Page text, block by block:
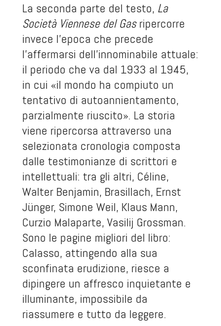
La seconda parte del testo, La
Società Viennese del Gasripercorre
invece l'epoca che precede
l'affermarsi dell'innominabile attuale:
il periodo che va dal 1933 al 1945,
in cui «il mondo ha compiuto un
tentativo di autoannientamento,
parzialmente riuscito». La storia
viene ripercorsa attraverso una
selezionata cronologia composta
dalle testimonianze di scrittori e
intellettuali: tra gli altri, Céline,
Walter Benjamin, Brasillach, Ernst
Jünger, Simone Weil, Klaus Mann,
Curzio Malaparte, Vasilij Grossman.
Sono le pagine migliori del libro:
Calasso, attingendo alla sua
sconfinata erudizione, riesce a
dipingere un affresco inquietante e
illuminante, impossibile da
riassumere e tutto da leggere.